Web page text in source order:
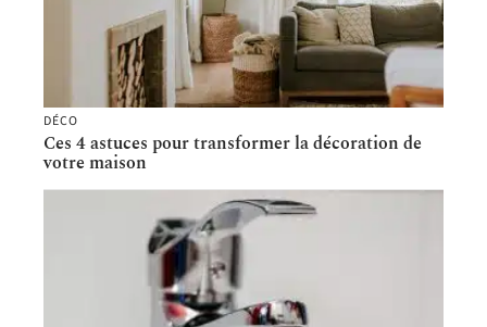
DÉCO
Ces 4 astuces pour transformer la décoration de
votre maison